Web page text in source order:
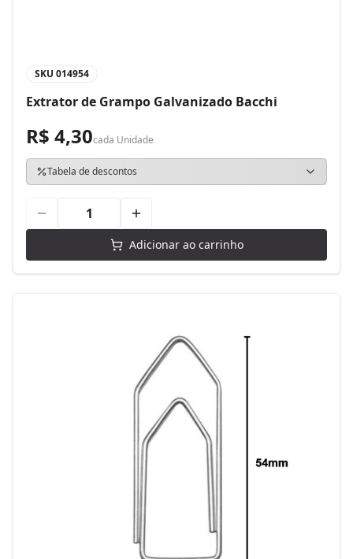
SKU 014954
Extrator de Grampo Galvanizado Bacchi
R$ 4,30cada Unidade
Tabela de descontos
Adicionar ao carrinho